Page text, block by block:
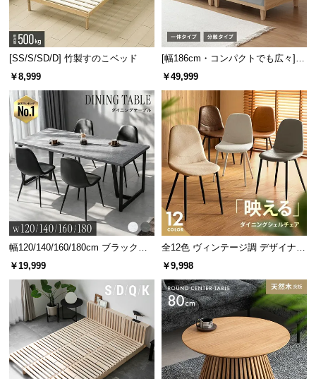
[SS/S/SD/D] 竹製すのこベッド
￥8,999
[幅186cm・コンパクトでも広々] 3
人掛けソファベッド リクライニン
￥49,999
幅120/140/160/180cm ブラックフ
レーム ダイニング 大理石調 4人掛
￥19,999
全12色 ヴィンテージ調 デザイナー
ズシェルチェア
￥9,998